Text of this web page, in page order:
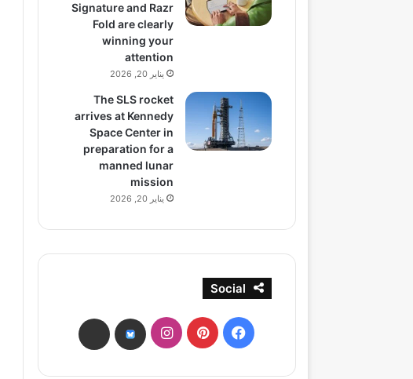
Signature and Razr
Fold are clearly
winning your
attention
يناير 20, 2026
The SLS rocket
arrives at Kennedy
Space Center in
preparation for a
manned lunar
mission
يناير 20, 2026
Social
فيسبوكبينتيريستانستقرامbsky
threads